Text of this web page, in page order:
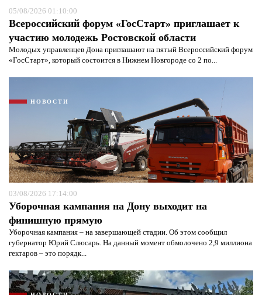
05/08/2026 01:10:00
Всероссийский форум «ГосСтарт» приглашает к
участию молодежь Ростовской области
Молодых управленцев Дона приглашают на пятый Всероссийский форум
«ГосСтарт», который состоится в Нижнем Новгороде со 2 по...
НОВОСТИ
03/08/2026 17:14:00
Уборочная кампания на Дону выходит на
финишную прямую
Уборочная кампания – на завершающей стадии. Об этом сообщил
губернатор Юрий Слюсарь. На данный момент обмолочено 2,9 миллиона
гектаров – это порядк...